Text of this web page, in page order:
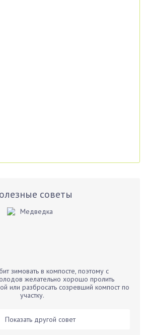
советы
зимовать в компосте, поэтому с
желательно хорошо пролить
или разбросать созревший компост по
участку.
Показать другой совет